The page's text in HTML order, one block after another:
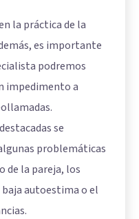
la práctica de la
es importante
podremos
impedimento a
se
problemáticas
de la pareja, los
autoestima o el